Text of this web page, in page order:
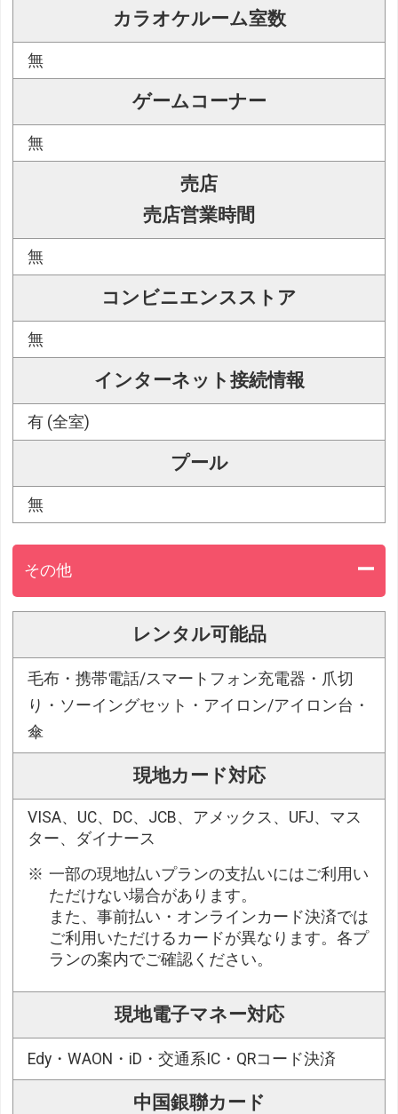
カラオケルーム室数
無
ゲームコーナー
無
売店
売店営業時間
無
コンビニエンスストア
無
インターネット接続情報
有 (全室)
プール
無
その他
レンタル可能品
毛布・携帯電話/スマートフォン充電器・爪切
り・ソーイングセット・アイロン/アイロン台・
傘
現地カード対応
VISA、UC、DC、JCB、アメックス、UFJ、マス
ター、ダイナース
一部の現地払いプランの支払いにはご利用い
ただけない場合があります。
また、事前払い・オンラインカード決済では
ご利用いただけるカードが異なります。各プ
ランの案内でご確認ください。
現地電子マネー対応
Edy・WAON・iD・交通系IC・QRコード決済
中国銀聯カード